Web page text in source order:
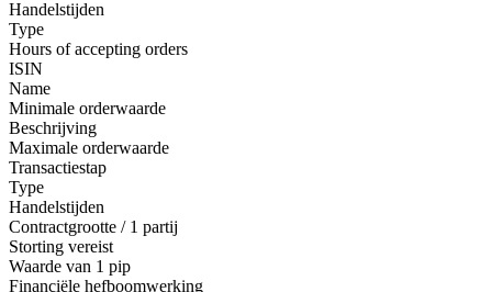
Handelstijden
Type
Hours of accepting orders
ISIN
Name
Minimale orderwaarde
Beschrijving
Maximale orderwaarde
Transactiestap
Type
Handelstijden
Contractgrootte / 1 partij
Storting vereist
Waarde van 1 pip
Financiële hefboomwerking